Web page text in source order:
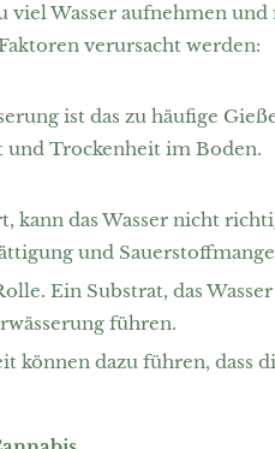
viel Wasser aufnehmen und
verursacht werden:
ist das zu häufige
und Trockenheit im Boden.
kann das Wasser nicht
und
Ein Substrat, das
führen.
können dazu führen, dass